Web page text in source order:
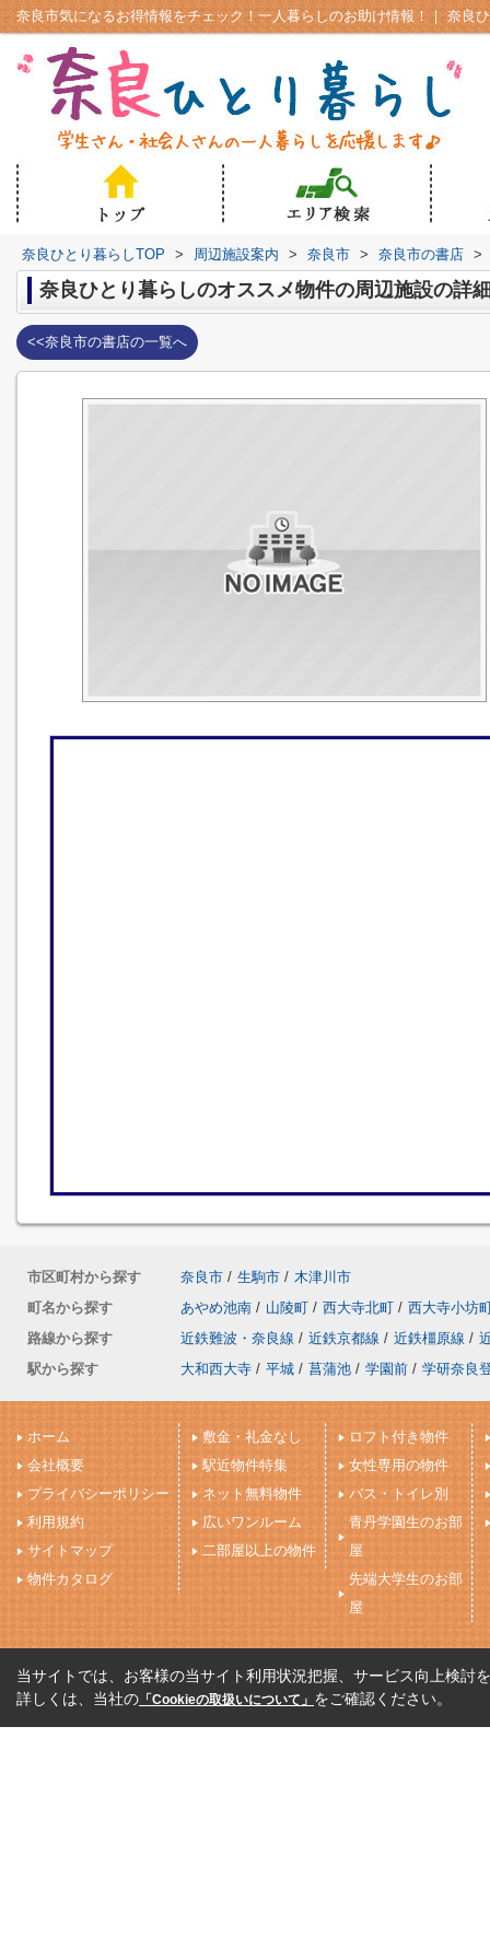
奈良ひとり暮らしTOP > 周辺施設案内 > 奈良市 > 奈良市の書店 >
奈良ひとり暮らしのオススメ物件の周辺施設の詳
<<奈良市の書店の一覧へ
市区町村から探す 奈良市 / 生駒市 / 木津川市
町名から探す
あやめ池南 / 山陵町 / 西大寺北町 / 西大寺小坊
路線から探す
近鉄難波・奈良線 / 近鉄京都線 / 近鉄橿原線 /
駅から探す
大和西大寺 / 平城 / 菖蒲池 / 学園前 / 学研奈良
ホーム
会社概要
プライバシーポリシー
利用規約
サイトマップ
物件カタログ
敷金・礼金なし
駅近物件特集
ネット無料物件
広いワンルーム
二部屋以上の物件
ロフト付き物件
女性専用の物件
バス・トイレ別
青丹学園生のお部
屋
先端大学生のお部
屋
当サイトでは、お客様の当サイト利用状況把握、サービス向上検討
詳しくは、当社の 「Cookieの取扱いについて」 をご確認ください。